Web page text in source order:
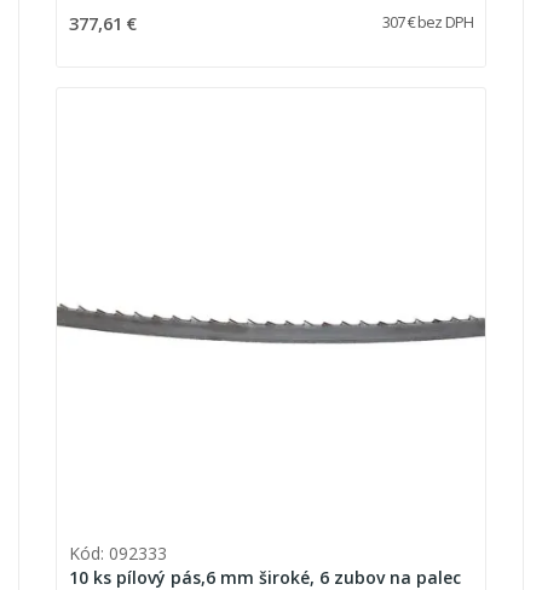
377,61 € 307 € bez DPH
Kód: 092333
10 ks pílový pás,6 mm široké, 6 zubov na palec